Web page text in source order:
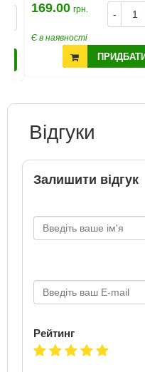
169.00 грн.
Є в наявності
ПРИДБАТИ
Відгуки
Залишити відгук
Рейтинг